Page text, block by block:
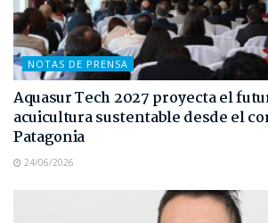
NOTAS DE PRENSA
Aquasur Tech 2027 proyecta el
acuicultura sustentable desde el
Patagonia
24/06/2026